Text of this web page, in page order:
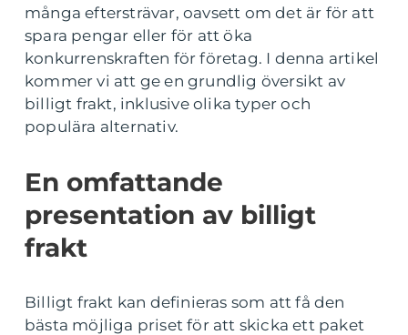
många eftersträvar, oavsett om det är för att
spara pengar eller för att öka
konkurrenskraften för företag. I denna artikel
kommer vi att ge en grundlig översikt av
billigt frakt, inklusive olika typer och
populära alternativ.
En omfattande
presentation av billigt
frakt
Billigt frakt kan definieras som att få den
bästa möjliga priset för att skicka ett paket